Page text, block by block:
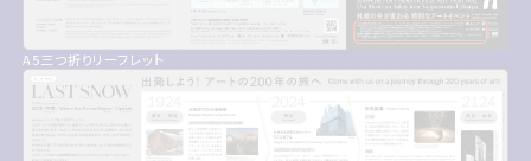
A5三つ折りリーフレット